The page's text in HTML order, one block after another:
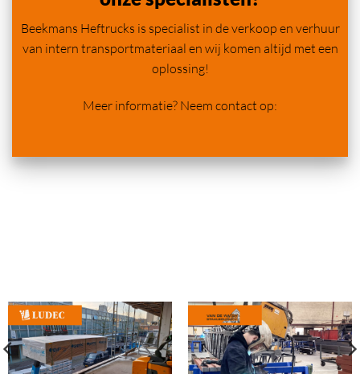
Beekmans Heftrucks is specialist in de verkoop en verhuur
van intern transportmateriaal en wij komen altijd met een
oplossing!
Meer informatie? Neem contact op: